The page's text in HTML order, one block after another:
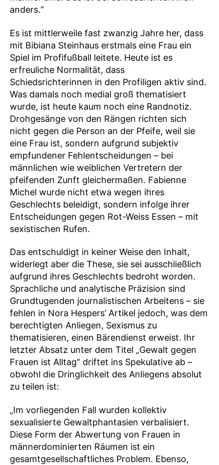
anders.“
Es ist mittlerweile fast zwanzig Jahre her, dass
mit Bibiana Steinhaus erstmals eine Frau ein
Spiel im Profifußball leitete. Heute ist es
erfreuliche Normalität, dass
Schiedsrichterinnen in den Profiligen aktiv sind.
Was damals noch medial groß thematisiert
wurde, ist heute kaum noch eine Randnotiz.
Drohgesänge von den Rängen richten sich
nicht gegen die Person an der Pfeife, weil sie
eine Frau ist, sondern aufgrund subjektiv
empfundener Fehlentscheidungen – bei
männlichen wie weiblichen Vertretern der
pfeifenden Zunft gleichermaßen. Fabienne
Michel wurde nicht etwa wegen ihres
Geschlechts beleidigt, sondern infolge ihrer
Entscheidungen gegen Rot-Weiss Essen – mit
sexistischen Rufen.
Das entschuldigt in keiner Weise den Inhalt,
widerlegt aber die These, sie sei ausschließlich
aufgrund ihres Geschlechts bedroht worden.
Sprachliche und analytische Präzision sind
Grundtugenden journalistischen Arbeitens – sie
fehlen in Nora Hespers’ Artikel jedoch, was dem
berechtigten Anliegen, Sexismus zu
thematisieren, einen Bärendienst erweist. Ihr
letzter Absatz unter dem Titel „Gewalt gegen
Frauen ist Alltag“ driftet ins Spekulative ab –
obwohl die Dringlichkeit des Anliegens absolut
zu teilen ist:
„Im vorliegenden Fall wurden kollektiv
sexualisierte Gewaltphantasien verbalisiert.
Diese Form der Abwertung von Frauen in
männerdominierten Räumen ist ein
gesamtgesellschaftliches Problem. Ebenso,